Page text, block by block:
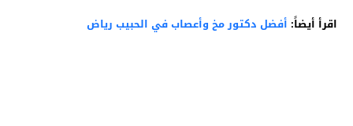
اقرأ أيضاً: أفضل دكتور مخ وأعصاب في الحبيب رياض